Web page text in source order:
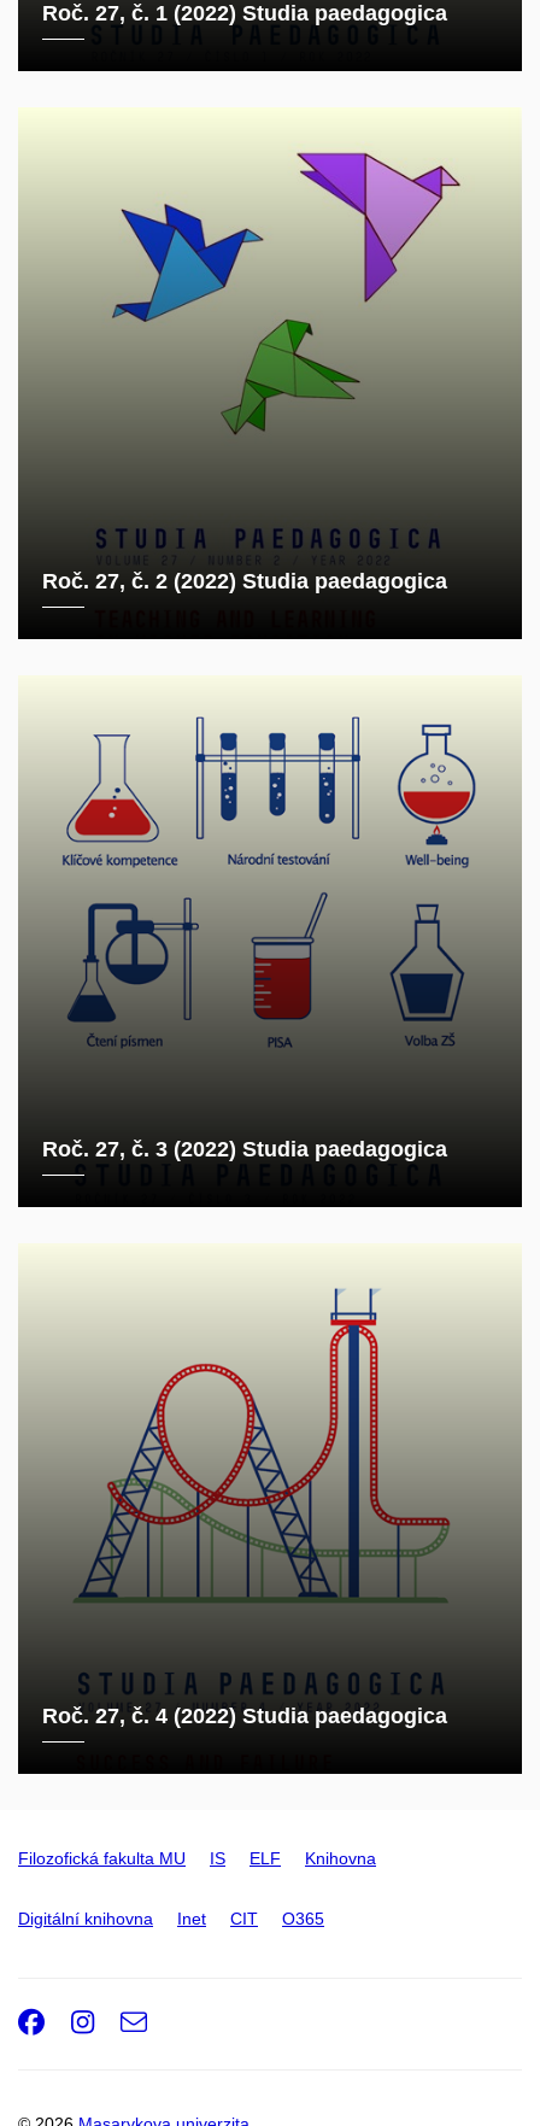
Roč. 27, č. 1 (2022) Studia paedagogica
Roč. 27, č. 2 (2022) Studia paedagogica
Roč. 27, č. 3 (2022) Studia paedagogica
Roč. 27, č. 4 (2022) Studia paedagogica
Filozofická fakulta MU IS ELF Knihovna
Digitální knihovna Inet CIT O365
Facebook
Instagram
e-